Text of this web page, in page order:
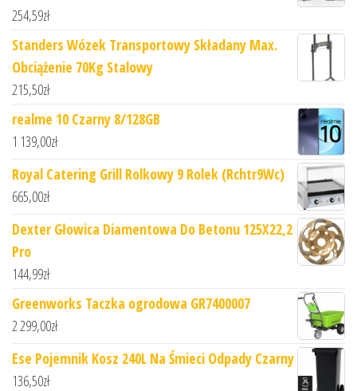
254,59zł
Standers Wózek Transportowy Składany Max.
Obciążenie 70Kg Stalowy
215,50zł
realme 10 Czarny 8/128GB
1 139,00zł
Royal Catering Grill Rolkowy 9 Rolek (Rchtr9Wc)
665,00zł
Dexter Głowica Diamentowa Do Betonu 125X22,2
Pro
144,99zł
Greenworks Taczka ogrodowa GR7400007
2 299,00zł
Ese Pojemnik Kosz 240L Na Śmieci Odpady Czarny
136,50zł